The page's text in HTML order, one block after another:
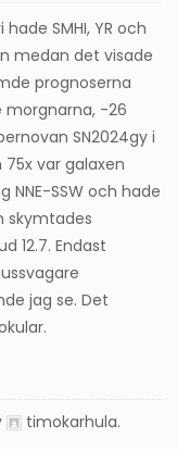
SMHI, YR och
medan det visade
prognoserna
morgnarna, -26
SN2024gy i
75x var galaxen
NNE-SSW och hade
skymtades
12.7. Endast
jag se. Det
timokarhula.